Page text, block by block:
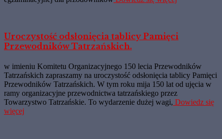
Uroczystość odsłonięcia tablicy Pamięci
Przewodników Tatrzańskich.
w imieniu Komitetu Organizacyjnego 150 lecia Przewodników
Tatrzańskich zapraszamy na uroczystość odsłonięcia tablicy Pamięci
Przewodników Tatrzańskich. W tym roku mija 150 lat od ujęcia w
ramy organizacyjne przewodnictwa tatrzańskiego przez
Towarzystwo Tatrzańskie. To wydarzenie dużej wagi, Dowiedz się
więcej